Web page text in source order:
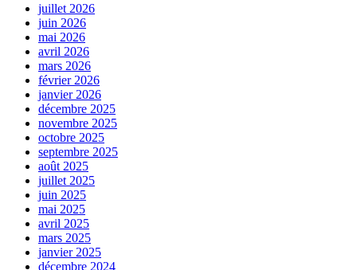
juillet 2026
juin 2026
mai 2026
avril 2026
mars 2026
février 2026
janvier 2026
décembre 2025
novembre 2025
octobre 2025
septembre 2025
août 2025
juillet 2025
juin 2025
mai 2025
avril 2025
mars 2025
janvier 2025
décembre 2024